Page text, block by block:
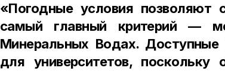
«Погодные условия позволяют
самый главный критерий —
Минеральных Водах.
для университетов,